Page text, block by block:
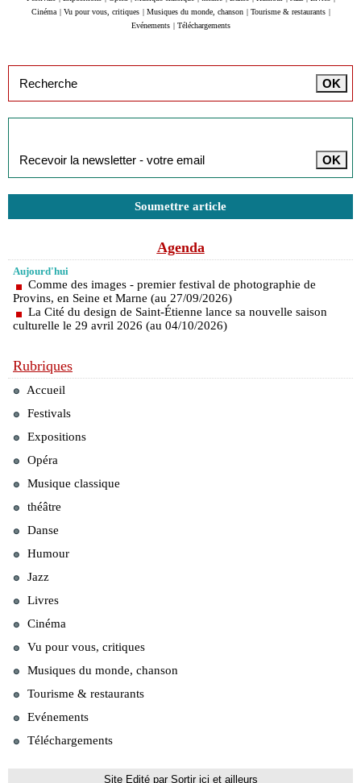
Cinéma
Vu pour vous, critiques Musiques du monde, chanson Tourisme & restaurants
Evénements
Téléchargements
Soumettre article
Agenda
Aujourd'hui
Comme des images - premier festival de photographie de
Provins, en Seine et Marne (au 27/09/2026)
La Cité du design de Saint-Étienne lance sa nouvelle saison
culturelle le 29 avril 2026 (au 04/10/2026)
Rubriques
Accueil
Festivals
Expositions
Opéra
Musique classique
théâtre
Danse
Humour
Jazz
Livres
Cinéma
Vu pour vous, critiques
Musiques du monde, chanson
Tourisme & restaurants
Evénements
Téléchargements
Site Edité par Sortir ici et ailleurs